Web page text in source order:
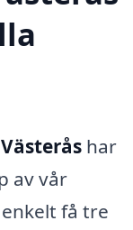
har
av vår
få tre